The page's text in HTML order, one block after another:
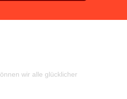
wir alle glücklicher